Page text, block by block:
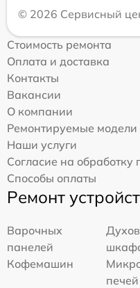
© 2026 Сервисный
Стоимость ремонта
Оплата и доставка
Контакты
Вакансии
О компании
Ремонтируемые модели
Наши услуги
Согласие на
Способы оплаты
Ремонт
Варочных
панелей
Кофемашин
печей